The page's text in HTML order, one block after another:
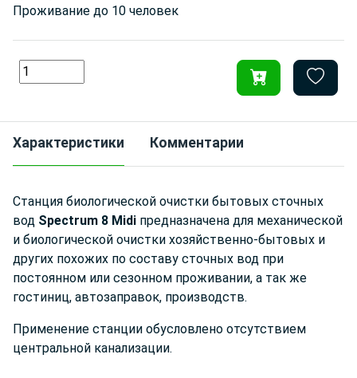
Проживание до 10 человек
Характеристики Комментарии
Станция биологической очистки бытовых сточных
вод Spectrum 8 Midi предназначена для механической
и биологической очистки хозяйственно-бытовых и
других похожих по составу сточных вод при
постоянном или сезонном проживании, а так же
гостиниц, автозаправок, производств.
Применение станции обусловлено отсутствием
центральной канализации.